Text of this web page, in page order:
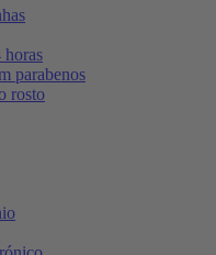
horas
parabenos
rosto